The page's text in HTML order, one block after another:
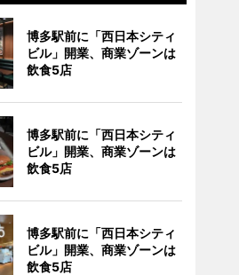
博多駅前に「西日本シティ
ビル」開業、商業ゾーンは
飲食5店
博多駅前に「西日本シティ
ビル」開業、商業ゾーンは
飲食5店
博多駅前に「西日本シティ
ビル」開業、商業ゾーンは
飲食5店